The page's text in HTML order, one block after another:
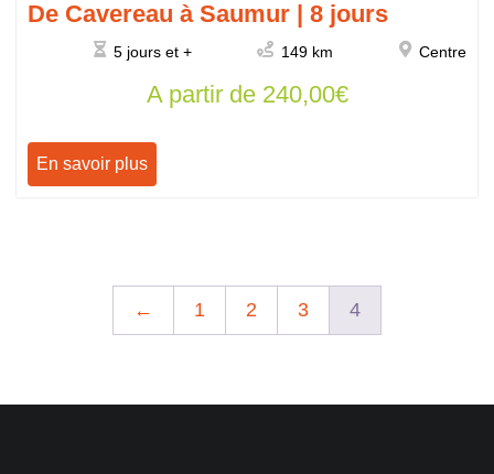
De Cavereau à Saumur | 8 jours
5 jours et + 149 km Centre
A partir de 240,00€
En savoir plus
← 1 2 3 4